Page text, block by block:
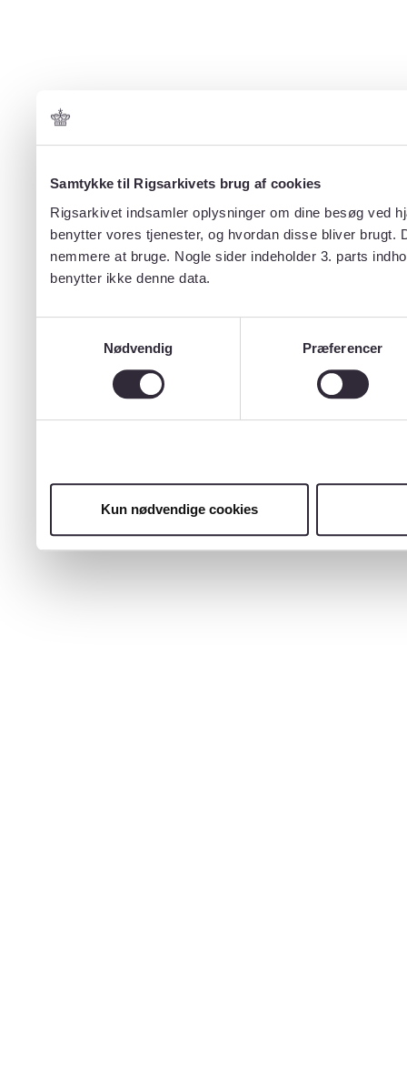
Samtykke til Rigsarkivets brug af cookies
Rigsarkivet indsamler oplysninger om dine besøg ved
benytter vores tjenester, og hvordan disse bliver
nemmere at bruge. Nogle sider indeholder 3. parts
benytter ikke denne data.
Nødvendig
Præferencer
Kun nødvendige cookies